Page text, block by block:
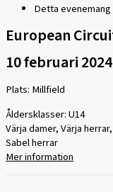
Detta
European
10 februari 2024
Plats: Millfield
Åldersklasser: U14
Värja damer, Värja
Sabel herrar
Mer information